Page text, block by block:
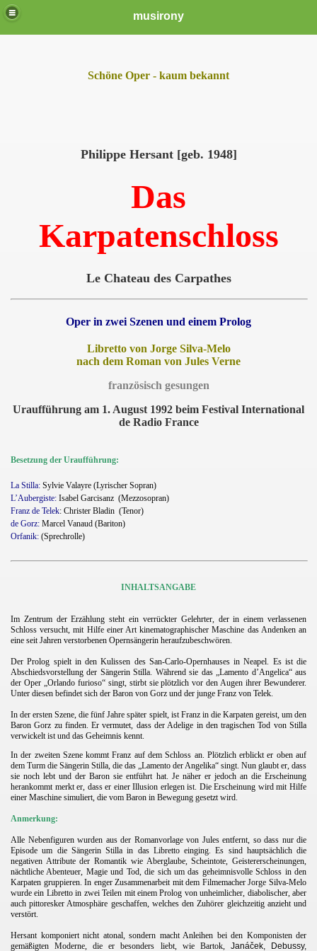
musirony
Schöne Oper - kaum bekannt
Philippe Hersant [geb. 1948]
Das
Karpatenschloss
Le Chateau des Carpathes
Oper in zwei Szenen und einem Prolog
Libretto von Jorge Silva-Melo
nach dem Roman von Jules Verne
französisch gesungen
Uraufführung am 1. August 1992 beim Festival International
de Radio France
Besetzung der Uraufführung:
La Stilla: Sylvie Valayre (Lyrischer Sopran)
L’Aubergiste: Isabel Garcisanz (Mezzosopran)
Franz de Telek: Christer Bladin (Tenor)
de Gorz: Marcel Vanaud (Bariton)
Orfanik: (Sprechrolle)
INHALTSANGABE
Im Zentrum der Erzählung steht ein verrückter Gelehrter, der in einem verlassenen
Schloss versucht, mit Hilfe einer Art kinematographischer Maschine das Andenken an
eine seit Jahren verstorbenen Opernsängerin heraufzubeschwören.
Der Prolog spielt in den Kulissen des San-Carlo-Opernhauses in Neapel. Es ist die
Abschiedsvorstellung der Sängerin Stilla. Während sie das „Lamento d’Angelica“ aus
der Oper „Orlando furioso“ singt, stirbt sie plötzlich vor den Augen ihrer Bewunderer.
Unter diesen befindet sich der Baron von Gorz und der junge Franz von Telek.
In der ersten Szene, die fünf Jahre später spielt, ist Franz in die Karpaten gereist, um den
Baron Gorz zu finden. Er vermutet, dass der Adelige in den tragischen Tod von Stilla
verwickelt ist und das Geheimnis kennt.
In der zweiten Szene kommt Franz auf dem Schloss an. Plötzlich erblickt er oben auf
dem Turm die Sängerin Stilla, die das „Lamento der Angelika“ singt. Nun glaubt er, dass
sie noch lebt und der Baron sie entführt hat. Je näher er jedoch an die Erscheinung
herankommt merkt er, dass er einer Illusion erlegen ist. Die Erscheinung wird mit Hilfe
einer Maschine simuliert, die vom Baron in Bewegung gesetzt wird.
Anmerkung:
Alle Nebenfiguren wurden aus der Romanvorlage von Jules entfernt, so dass nur die
Episode um die Sängerin Stilla in das Libretto einging. Es sind hauptsächlich die
negativen Attribute der Romantik wie Aberglaube, Scheintote, Geistererscheinungen,
nächtliche Abenteuer, Magie und Tod, die sich um das geheimnisvolle Schloss in den
Karpaten gruppieren. In enger Zusammenarbeit mit dem Filmemacher Jorge Silva-Melo
wurde ein Libretto in zwei Teilen mit einem Prolog von unheimlicher, diabolischer, aber
auch pittoresker Atmosphäre geschaffen, welches den Zuhörer gleichzeitig anzieht und
verstört.
Hersant komponiert nicht atonal, sondern macht Anleihen bei den Komponisten der
gemäßigten Moderne, die er besonders liebt, wie Bartok, Janáček, Debussy,